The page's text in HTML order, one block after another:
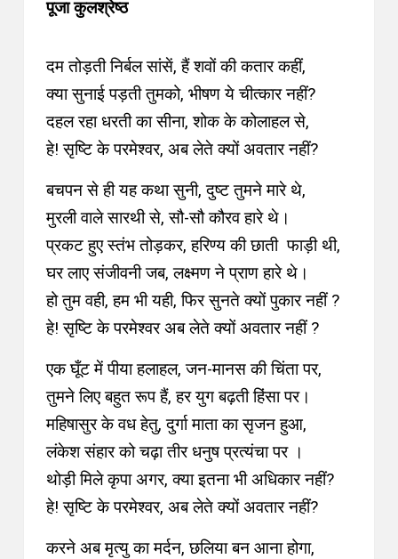
पूजा कुलश्रेष्ठ
दम तोड़ती निर्बल सांसें, हैं शवों की कतार कहीं,
क्या सुनाई पड़ती तुमको, भीषण ये चीत्कार नहीं?
दहल रहा धरती का सीना, शोक के कोलाहल से,
हे! सृष्टि के परमेश्वर, अब लेते क्यों अवतार नहीं?
बचपन से ही यह कथा सुनी, दुष्ट तुमने मारे थे,
मुरली वाले सारथी से, सौ-सौ कौरव हारे थे।
प्रकट हुए स्तंभ तोड़कर, हरिण्य की छाती फाड़ी थी,
घर लाए संजीवनी जब, लक्ष्मण ने प्राण हारे थे।
हो तुम वही, हम भी यही, फिर सुनते क्यों पुकार नहीं ?
हे! सृष्टि के परमेश्वर अब लेते क्यों अवतार नहीं ?
एक घूँट में पीया हलाहल, जन-मानस की चिंता पर,
तुमने लिए बहुत रूप हैं, हर युग बढ़ती हिंसा पर।
महिषासुर के वध हेतु, दुर्गा माता का सृजन हुआ,
लंकेश संहार को चढ़ा तीर धनुष प्रत्यंचा पर ।
थोड़ी मिले कृपा अगर, क्या इतना भी अधिकार नहीं?
हे! सृष्टि के परमेश्वर, अब लेते क्यों अवतार नहीं?
करने अब मृत्यु का मर्दन, छलिया बन आना होगा,